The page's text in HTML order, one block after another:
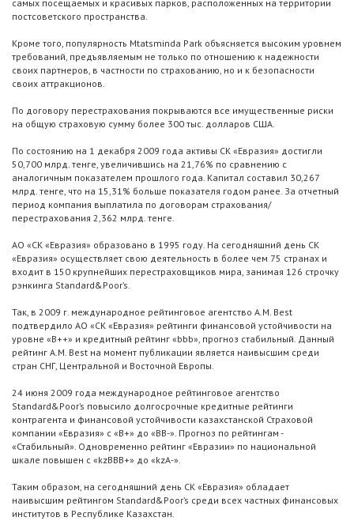
самых посещаемых и красивых парков, расположенных на территории
постсоветского пространства.
Кроме того, популярность Mtatsminda Park объясняется высоким уровнем
требований, предъявляемым не только по отношению к надежности
своих партнеров, в частности по страхованию, но и к безопасности
своих аттракционов.
По договору перестрахования покрываются все имущественные риски
на общую страховую сумму более 300 тыс. долларов США.
По состоянию на 1 декабря 2009 года активы СК «Евразия» достигли
50,700 млрд. тенге, увеличившись на 21,76% по сравнению с
аналогичным показателем прошлого года. Капитал составил 30,267
млрд. тенге, что на 15,31% больше показателя годом ранее. За отчетный
период компания выплатила по договорам страхования/
перестрахования 2,362 млрд. тенге.
АО «СК «Евразия» образовано в 1995 году. На сегодняшний день СК
«Евразия» осуществляет свою деятельность в более чем 75 странах и
входит в 150 крупнейших перестраховщиков мира, занимая 126 строчку
рэнкинга Standard&Poor’s.
Так, в 2009 г. международное рейтинговое агентство A.M. Best
подтвердило АО «СК «Евразия» рейтинги финансовой устойчивости на
уровне «B++» и кредитный рейтинг «bbb», прогноз стабильный. Данный
рейтинг A.M. Best на момент публикации является наивысшим среди
стран СНГ, Центральной и Восточной Европы.
24 июня 2009 года международное рейтинговое агентство
Standard&Poor’s повысило долгосрочные кредитные рейтинги
контрагента и финансовой устойчивости казахстанской Страховой
компании «Евразия» с «В+» до «BB-». Прогноз по рейтингам -
«Стабильный». Одновременно рейтинг «Евразии» по национальной
шкале повышен с «kzВВВ+» до «kzA-».
Таким образом, на сегодняшний день СК «Евразия» обладает
наивысшим рейтингом Standard&Poor’s среди всех частных финансовых
институтов в Республике Казахстан.